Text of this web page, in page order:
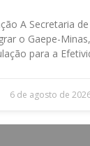
A Secretaria
o Gaepe-
para a
6 de agosto de